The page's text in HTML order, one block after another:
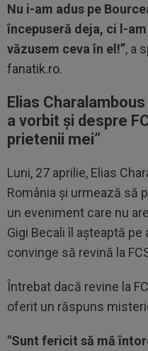
Nu i-am adus pe
începuseră deja, ci l-
văzusem ceva în el!”, a
fanatik.ro.
Elias
a vorbit și despre
prietenii mei”
Luni, 27 aprilie, Elias
România și urmează să
un eveniment care nu
Gigi Becali îl așteaptă
convinge să revină la
Întrebat dacă revine la
oferit un răspuns
"Sunt fericit să mă